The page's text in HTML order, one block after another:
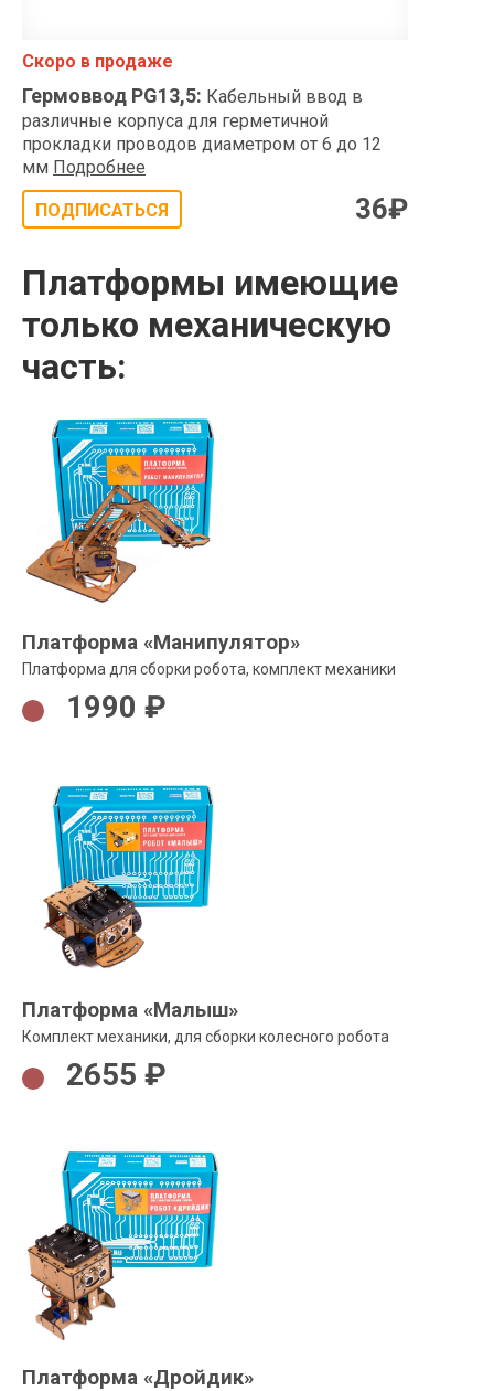
Скоро в продаже
Гермоввод PG13,5: Кабельный ввод в
различные корпуса для герметичной
прокладки проводов диаметром от 6 до 12
мм Подробнее
ПОДПИСАТЬСЯ 36₽
Платформы имеющие
только механическую
часть:
Платформа «Манипулятор»
Платформа для сборки робота, комплект механики
1990 ₽
Платформа «Малыш»
Комплект механики, для сборки колесного робота
2655 ₽
Платформа «Дройдик»